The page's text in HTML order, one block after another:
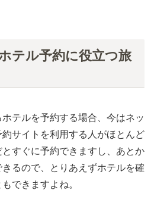
テル予約に役立つ旅
テルを予約する場合、今はネッ
約サイトを利用する人がほとんど
すぐに予約できますし、あとか
るので、とりあえずホテルを確
できますよね。